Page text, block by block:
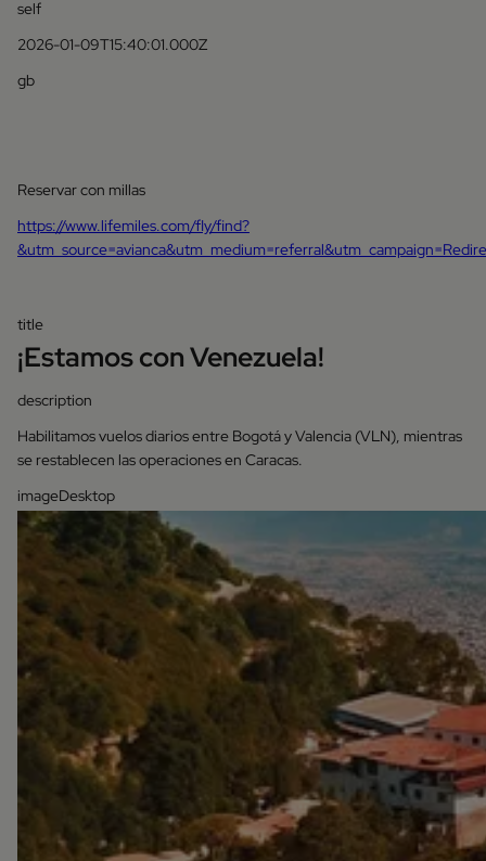
self
2026-01-09T15:40:01.000Z
gb
Reservar con millas
https://www.lifemiles.com/fly/find?
title
¡Estamos con Venezuela!
description
Habilitamos vuelos diarios entre Bogotá y Valencia (VLN), mientras
se restablecen las operaciones en Caracas.
imageDesktop